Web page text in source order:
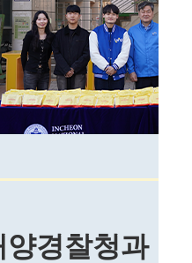
양경찰청과